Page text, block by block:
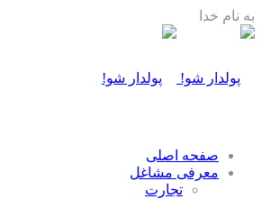
به نام خدا
صفحه اصلی
معرفی مشاغل
تجارت